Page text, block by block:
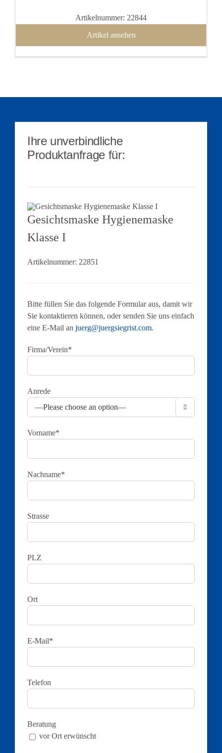
Artikelnummer: 22844
Artikel ansehen
Ihre unverbindliche
Produktanfrage für:
Gesichtsmaske Hygienemaske
Klasse I
Artikelnummer: 22851
Bitte füllen Sie das folgende Formular aus, damit wir
Sie kontaktieren können, oder senden Sie uns einfach
eine E-Mail an juerg@juergsiegrist.com.
Firma/Verein*
Anrede

Vorname*
Nachname*
Strasse
PLZ
Ort
E-Mail*
Telefon
Beratung
vor Ort erwünscht